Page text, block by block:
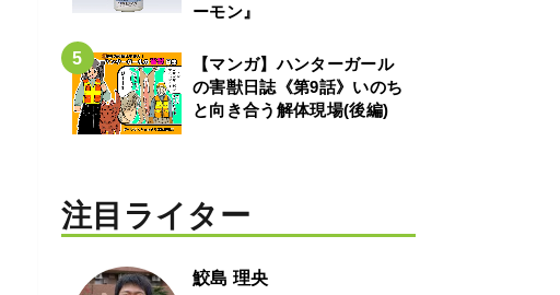
ーモン』
【マンガ】ハンターガール
の害獣日誌《第9話》いのち
と向き合う解体現場(後編)
注目ライター
鮫島 理央